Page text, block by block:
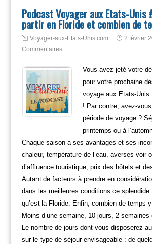
Podcast Voyager aux Etats-Unis
partir en Floride et combien de
Voyager-aux-Etats-Unis.com 2 février
Commentaires
Vous avez jeté votre
pour votre prochaine
voyage aux Etats-Unis
! Par contre, avez-
période de voyage ?
printemps ou à
Chaque saison a ses avantages et ses
chaleur, température de l’eau, averses voir
d’affluence touristique, prix des hôtels et
Autant de facteurs à prendre en
dans les meilleures conditions ce splendide
qu’est la Floride. Enfin, combien de temps
Moins d’une semaine, 10 jours, 2
Le nombre de jours dont vous disposerez
sur le type de séjour envisageable : de